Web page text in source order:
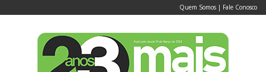
Quem Somos | Fale Conosco